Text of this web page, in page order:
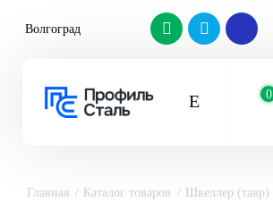
Волгоград
0
Главная Каталог товаров Швеллер (тавр)